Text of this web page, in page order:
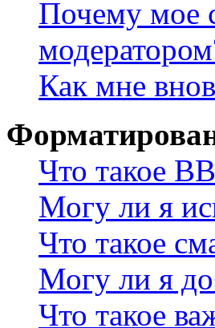
Почему мое
Как мне
Что такое
Могу ли я
Что такое
Могу ли я
Что такое